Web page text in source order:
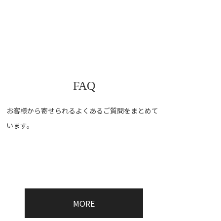
FAQ
お客様から寄せられるよくあるご質問をまとめて
います。
MORE